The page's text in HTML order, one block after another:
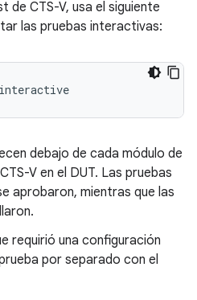
de CTS-V, usa el siguiente
las pruebas interactivas:
debajo de cada módulo de
V en el DUT. Las pruebas
aprobaron, mientras que las
requirió una configuración
por separado con el